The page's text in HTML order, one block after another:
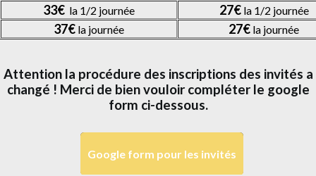
33€ la 1/2 journée 27€ la 1/2 journée
37€ la journée 27€ la journée
Attention la procédure des inscriptions des invités a
changé ! Merci de bien vouloir compléter le google
form ci-dessous.
Google form pour les invités